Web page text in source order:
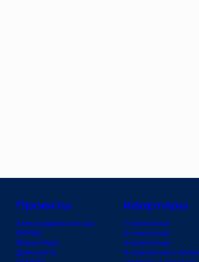
Проекты
Александровский сад
ФОРМА
Форум Парк
Доминанта
Квартиры
1-комнатные
2-комнатные
3-комнатные
4-комнатные и более